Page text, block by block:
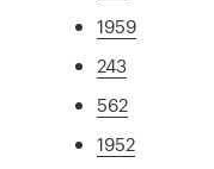
1959
243
562
1952